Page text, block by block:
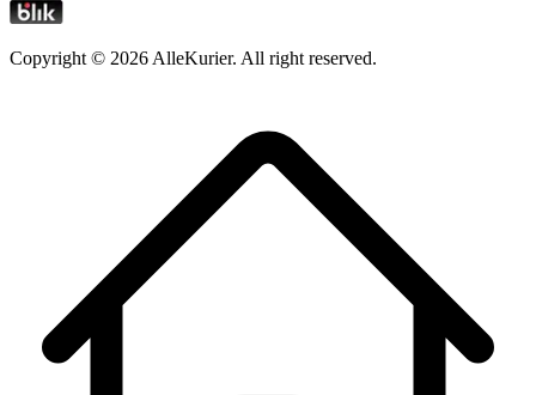
Copyright © 2026 AlleKurier. All right reserved.